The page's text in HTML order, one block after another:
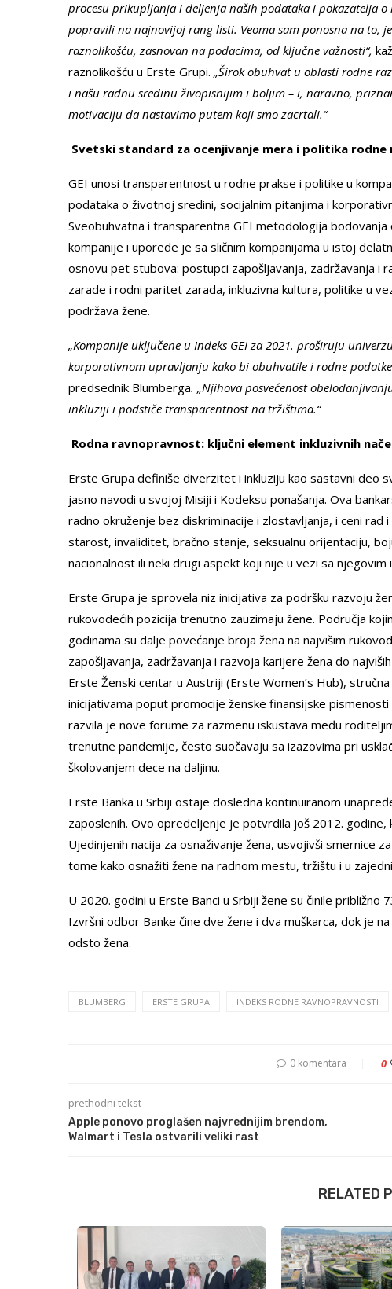
procesu prikupljanja i deljenja naših podataka i pokazatelja
popravili na najnovijoj rang listi. Veoma sam ponosna na to,
raznolikošću, zasnovan na podacima, od ključne važnosti“,
raznolikošću u Erste Grupi. „Širok obuhvat u oblasti rodne
i našu radnu sredinu živopisnijim i boljim – i, naravno,
motivaciju da nastavimo putem koji smo zacrtali.“
Svetski standard za ocenjivanje mera i politika
GEI unosi transparentnost u rodne prakse i politike u
podataka o životnoj sredini, socijalnim pitanjima i
Sveobuhvatna i transparentna GEI metodologija
kompanije i uporede je sa sličnim kompanijama u istoj
osnovu pet stubova: postupci zapošljavanja, zadržavanja i
zarade i rodni paritet zarada, inkluzivna kultura, politike u
podržava žene.
„Kompanije uključene u Indeks GEI za 2021. proširuju
korporativnom upravljanju kako bi obuhvatile i rodne
predsednik Blumberga. „Njihova posvećenost
inkluziji i podstiče transparentnost na tržištima.“
Rodna ravnopravnost: ključni element inkluzivnih
Erste Grupa definiše diverzitet i inkluziju kao sastavni
jasno navodi u svojoj Misiji i Kodeksu ponašanja. Ova
radno okruženje bez diskriminacije i zlostavljanja, i ceni
starost, invaliditet, bračno stanje, seksualnu orijentaciju,
nacionalnost ili neki drugi aspekt koji nije u vezi sa njegovim
Erste Grupa je sprovela niz inicijativa za podršku razvoju
rukovodećih pozicija trenutno zauzimaju žene. Područja
godinama su dalje povećanje broja žena na najvišim
zapošljavanja, zadržavanja i razvoja karijere žena do
Erste Ženski centar u Austriji (Erste Women’s Hub),
inicijativama poput promocije ženske finansijske
razvila je nove forume za razmenu iskustava među
trenutne pandemije, često suočavaju sa izazovima pri
školovanjem dece na daljinu.
Erste Banka u Srbiji ostaje dosledna kontinuiranom
zaposlenih. Ovo opredeljenje je potvrdila još 2012. godine,
Ujedinjenih nacija za osnaživanje žena, usvojivši smernice
tome kako osnažiti žene na radnom mestu, tržištu i u
U 2020. godini u Erste Banci u Srbiji žene su činile
Izvršni odbor Banke čine dve žene i dva muškarca, dok je
odsto žena.
BLUMBERG ERSTE GRUPA INDEKS RODNE RAVNOPRAVNOSTI
0 komentara 0
prethodni tekst
Apple ponovo proglašen najvrednijim brendom,
Walmart i Tesla ostvarili veliki rast
RELATED